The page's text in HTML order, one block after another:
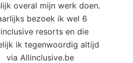
overal mijn werk doen.
bezoek ik wel 6
resorts en die
ik tegenwoordig altijd
via Allinclusive.be